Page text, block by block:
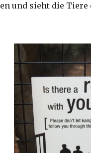
und sieht die Tiere